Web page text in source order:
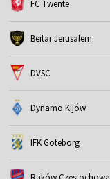
FC Twente
Beitar Jerusalem
DVSC
Dynamo Kijów
IFK Goteborg